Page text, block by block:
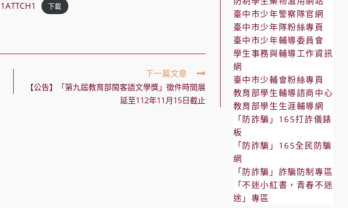
下載
下一篇文章
【公告】「第九屆教育部閩客語文學獎」徵件時間展
延至112年11月15日截止
臺中市少年警察隊官網
臺中市少年隊粉絲專頁
臺中市少年輔導委員會
學生事務與輔導工作資訊
網
臺中市少輔會粉絲專頁
教育部學生輔導諮商中心
教育部學生生涯輔導網
「防詐騙」165打詐儀錶
板
「防詐騙」165全民防騙
網
「防詐騙」詐騙防制專區
「不迷小紅書，青春不迷
途」專區